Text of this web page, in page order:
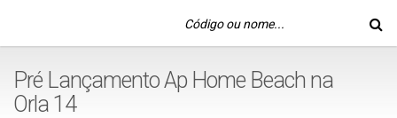
Pré Lançamento Ap Home Beach na
Orla 14